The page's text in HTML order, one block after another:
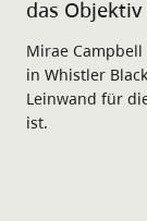
das
Mirae
in Whistler
Leinwand für
ist.